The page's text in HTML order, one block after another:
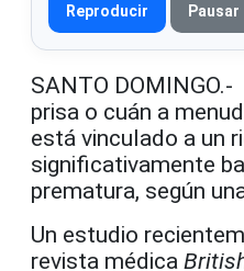
Reproducir Pausar
SANTO
prisa o cuán a
está vinculado a un
significativamente
prematura, según
Un estudio
revista médica